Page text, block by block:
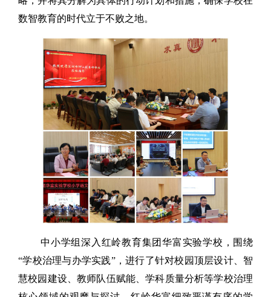
数智教育的时代立于不败之地。
中小学组深入红岭教育集团华富实验学校，围绕
“学校治理与办学实践”，进行了针对校园顶层设计、智
慧校园建设、教师队伍赋能、学科质量分析等学校治理